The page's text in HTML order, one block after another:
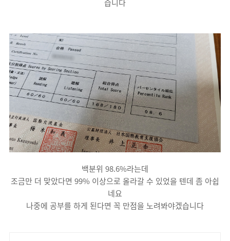
습니다
백분위 98.6%라는데
조금만 더 맞았다면 99% 이상으로 올라갈 수 있었을 텐데 좀 아쉽
네요
나중에 공부를 하게 된다면 꼭 만점을 노려봐야겠습니다